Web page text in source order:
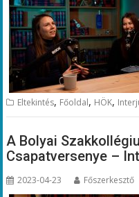
Eltekintés, Főoldal, HÖK,
A Bolyai
Csapatversenye –
2023-04-23 Főszerkesztő